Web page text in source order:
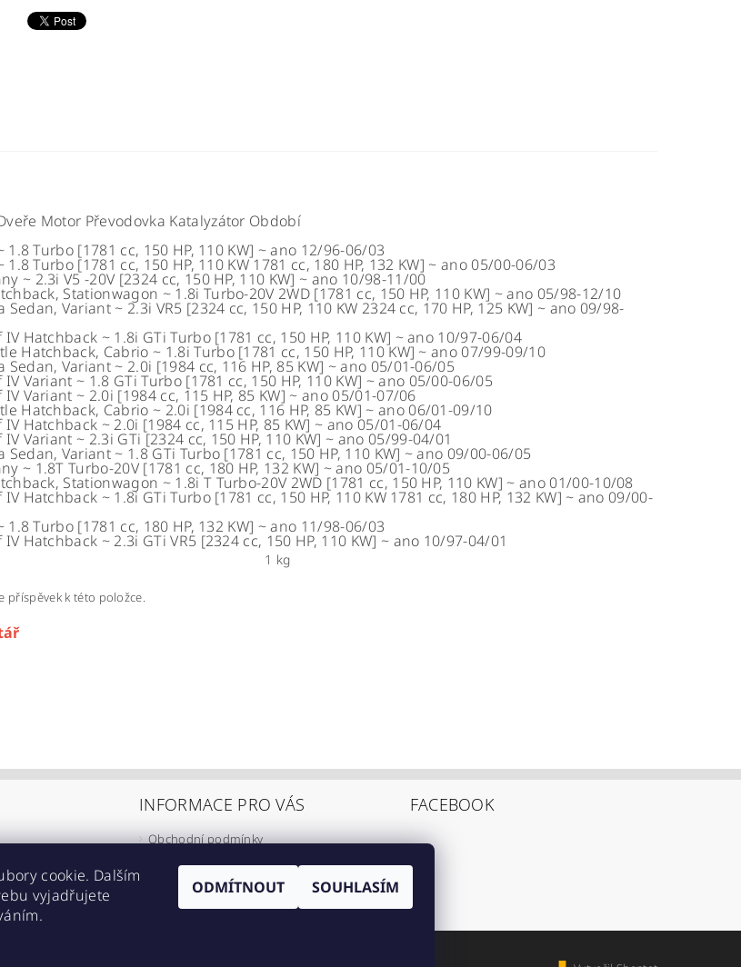
Motor Převodovka Katalyzátor Období
1.8 Turbo [1781 cc, 150 HP, 110 KW] ~ ano 12/96-06/03
1.8 Turbo [1781 cc, 150 HP, 110 KW 1781 cc, 180 HP, 132 KW] ~ ano 05/00-06/03
~ 2.3i V5 -20V [2324 cc, 150 HP, 110 KW] ~ ano 10/98-11/00
Stationwagon ~ 1.8i Turbo-20V 2WD [1781 cc, 150 HP, 110 KW] ~ano 05/98-12/10
Sedan, Variant ~ 2.3i VR5 [2324 cc, 150 HP, 110 KW 2324 cc, 170 HP, 125 KW] ~ ano 09/98-
IV Hatchback ~ 1.8i GTi Turbo [1781 cc, 150 HP, 110 KW] ~ano 10/97-06/04
Hatchback, Cabrio ~ 1.8i Turbo [1781 cc, 150 HP, 110 KW] ~ ano 07/99-09/10
Sedan, Variant ~ 2.0i [1984 cc, 116 HP, 85 KW] ~ano 05/01-06/05
IV Variant ~ 1.8 GTi Turbo [1781 cc, 150 HP, 110 KW] ~ano 05/00-06/05
IV Variant ~ 2.0i [1984 cc, 115 HP, 85 KW] ~ ano 05/01-07/06
Hatchback, Cabrio ~ 2.0i [1984 cc, 116 HP, 85 KW] ~ ano 06/01-09/10
IV Hatchback ~ 2.0i [1984 cc, 115 HP, 85 KW] ~ ano 05/01-06/04
IV Variant ~ 2.3i GTi [2324 cc, 150 HP, 110 KW] ~ ano 05/99-04/01
Sedan, Variant ~ 1.8 GTi Turbo [1781 cc, 150 HP, 110 KW] ~ ano 09/00-06/05
~ 1.8T Turbo-20V [1781 cc, 180 HP, 132 KW] ~ano 05/01-10/05
Stationwagon ~ 1.8i T Turbo-20V 2WD [1781 cc, 150 HP, 110 KW] ~ ano 01/00-10/08
IV Hatchback ~ 1.8i GTi Turbo [1781 cc, 150 HP, 110 KW 1781 cc, 180 HP, 132 KW] ~ ano 09/00-
1.8 Turbo [1781 cc, 180 HP, 132 KW] ~ ano 11/98-06/03
IV Hatchback ~ 2.3i GTi VR5 [2324 cc, 150 HP, 110 KW] ~ ano 10/97-04/01
1 kg
příspěvek k této položce.
eshopikarus/?
INFORMACE PRO VÁS
Obchodní podmínky
Informace o přepravě
FACEBOOK
cookie. Dalším
vyjadřujete
ODMÍTNOUT SOUHLASÍM